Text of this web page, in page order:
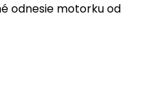
odnesie motorku od